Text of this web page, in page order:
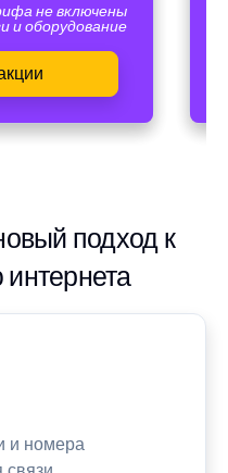
не включены
и оборудование
подход к
и номера